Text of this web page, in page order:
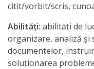
citit/vorbit/scris,
Abilităţi: abilităţi de
organizare, analiză şi
documentelor,
soluţionarea